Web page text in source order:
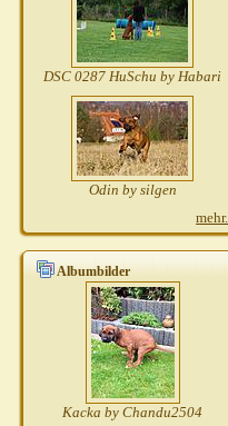
DSC 0287 HuSchu by Habari
Odin by silgen
mehr...
Albumbilder
Kacka by Chandu2504